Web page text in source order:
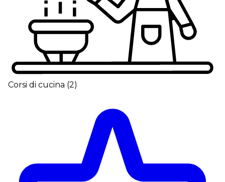
Corsi di cucina (2)